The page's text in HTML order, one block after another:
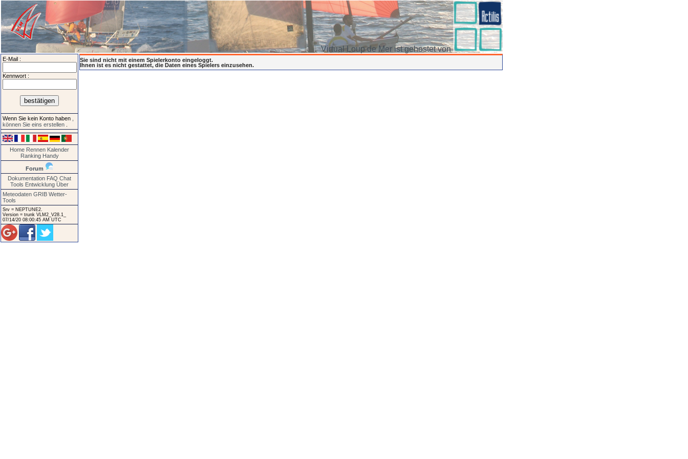
Virtual Loup de Mer ist gehostet von
E-Mail :
Kennwort :
Wenn Sie kein Konto haben
können Sie eins erstellen
Home Rennen Kalender
Ranking Handy
Forum
Dokumentation FAQ Chat
Tools Entwicklung Über
Meteodaten GRIB Wetter-
Tools
Srv = NEPTUNE2.
Version = trunk VLM2_V28.1_
07/14/20 08:00:45 AM UTC
Sie sind nicht mit einem Spielerkonto eingeloggt.
Ihnen ist es nicht gestattet, die Daten eines Spielers einzusehen.